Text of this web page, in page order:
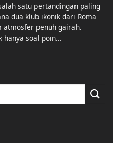
satu pertandingan paling
dua klub ikonik dari Roma
atmosfer penuh gairah.
hanya soal poin...